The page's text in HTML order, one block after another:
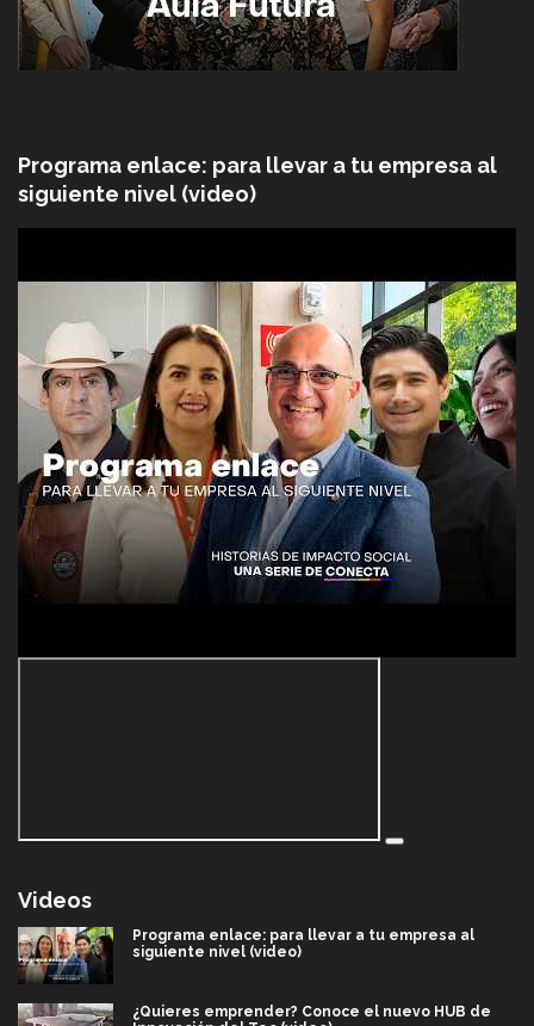
Programa enlace: para llevar a tu empresa al
siguiente nivel (video)
Videos
Programa enlace: para llevar a tu empresa al
siguiente nivel (video)
¿Quieres emprender? Conoce el nuevo HUB de